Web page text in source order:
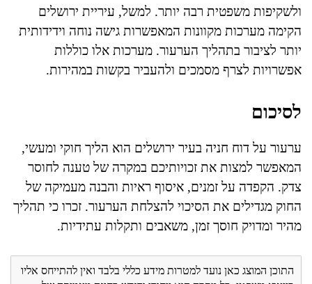
ולשקיפות משפטית רבה יותר. למשל, עיריית ירושלים
הקימה מערכות מקוונות המאפשרות גישה נוחה וידידותית
יותר לציבור בתהליך הערעור. מערכות אלו כוללות
אפשרויות לצרף מסמכים ולהעביר בקשות במהירות.
לסיכום
ערעור על דוח חניה בעיר ירושלים הוא הליך חוקי ומעשי,
המאפשר למצות את זכויותיכם במקרה של טענה לחוסר
צדק. הקפדה על זמנים, איסוף ראיות והבנה מעמיקה של
החוק מגדילים את הסיכוי להצלחת הערעור. זכרו כי תהליך
מהיר ומדויק חוסך זמן, משאבים ותקלות עתידיות.
התוכן המוצג כאן נועד למטרות מידע כללי בלבד ואין להתייחס אליו